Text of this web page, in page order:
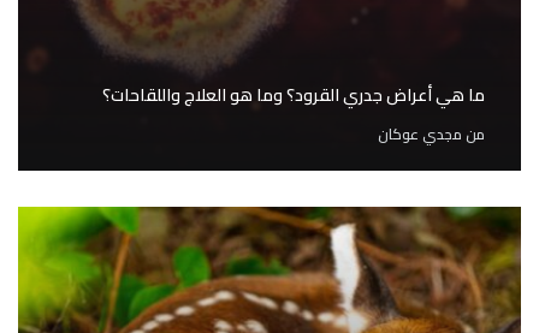
ما هي أعراض جدري القرود؟ وما هو العلاج واللقاحات؟
من مجدي عوكان